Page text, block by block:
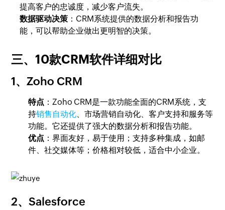
提高客户的忠诚度，减少客户流失。
数据驱动决策 ：CRM系统提供的数据分析和报告功
能，可以帮助企业做出更明智的决策。
三、10款CRM软件详细对比
1、Zoho CRM
特点 ：Zoho CRM是一款功能全面的CRM系统，支
持销售自动化、市场营销自动化、客户支持和服务等
功能。它还提供了强大的数据分析和报告功能。
优点 ：界面友好，易于使用；支持多种集成，如邮
件、社交媒体等；价格相对较低，适合中小企业。
2、Salesforce